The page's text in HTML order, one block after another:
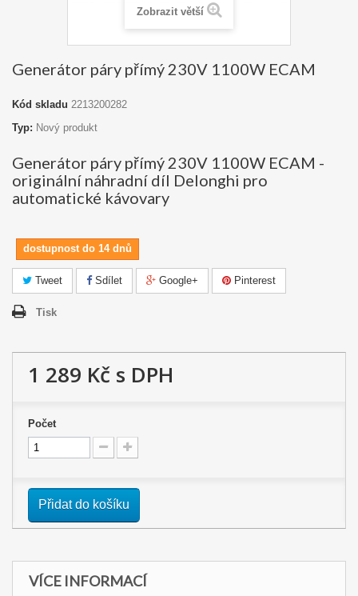
Zobrazit větší
Generátor páry přímý 230V 1100W ECAM
Kód skladu 2213200282
Typ: Nový produkt
Generátor páry přímý 230V 1100W ECAM -
originální náhradní díl Delonghi pro
automatické kávovary
dostupnost do 14 dnů
Tweet Sdílet Google+ Pinterest
Tisk
1 289 Kč s DPH
Počet
Přidat do košíku
VÍCE INFORMACÍ